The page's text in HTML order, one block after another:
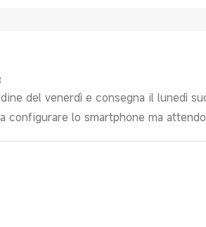
del venerdì e consegna il lunedì
configurare lo smartphone ma